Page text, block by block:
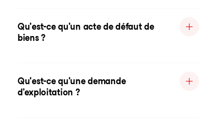
Qu'est-ce qu'un acte de défaut de
biens ?
Qu'est-ce qu'une demande
d'exploitation ?